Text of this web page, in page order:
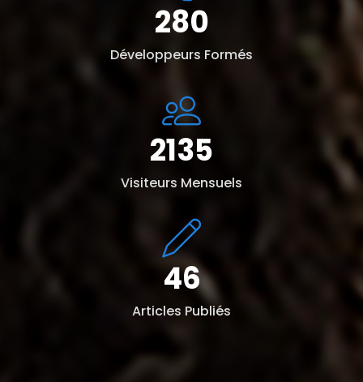
280
Développeurs Formés
2135
Visiteurs Mensuels
46
Articles Publiés